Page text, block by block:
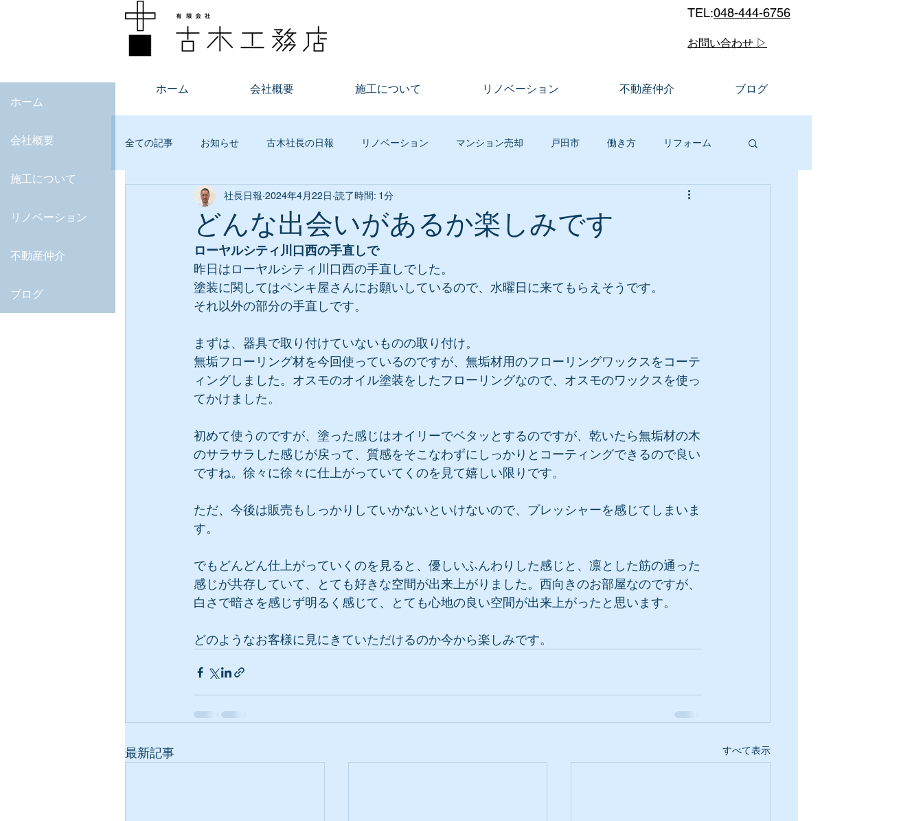
ホーム
会社概要
施工について
リノベーション
不動産仲介
ブログ
TEL:048-444-6756
お問い合わせ ▷
ホーム 会社概要 施工について リノベーション 不動産仲介 ブログ
全ての記事 お知らせ 古木社長の日報 リノベーション マンション売却 戸田市 働き方 リフォーム
オープンルーム 不動産 まちづくり 川口市
マンション査定 デジタルマーケティング
どんな出会いがあるか楽しみです
社長日報 2024年4月22日 読了時間: 1分
ローヤルシティ川口西の手直しで
昨日はローヤルシティ川口西の手直しでした。
塗装に関してはペンキ屋さんにお願いしているので、水曜日に来てもらえそうです。
それ以外の部分の手直しです。
まずは、器具で取り付けていないものの取り付け。
無垢フローリング材を今回使っているのですが、無垢材用のフローリングワックスをコーテ
ィングしました。オスモのオイル塗装をしたフローリングなので、オスモのワックスを使っ
てかけました。
初めて使うのですが、塗った感じはオイリーでベタッとするのですが、乾いたら無垢材の木
のサラサラした感じが戻って、質感をそこなわずにしっかりとコーティングできるので良い
ですね。徐々に徐々に仕上がっていてくのを見て嬉しい限りです。
ただ、今後は販売もしっかりしていかないといけないので、プレッシャーを感じてしまいま
す。
でもどんどん仕上がっていくのを見ると、優しいふんわりした感じと、凛とした筋の通った
感じが共存していて、とても好きな空間が出来上がりました。西向きのお部屋なのですが、
白さで暗さを感じず明るく感じて、とても心地の良い空間が出来上がったと思います。
どのようなお客様に見にきていただけるのか今から楽しみです。
最新記事 すべて表示